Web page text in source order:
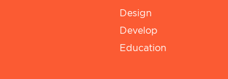
Design
Develop
Education